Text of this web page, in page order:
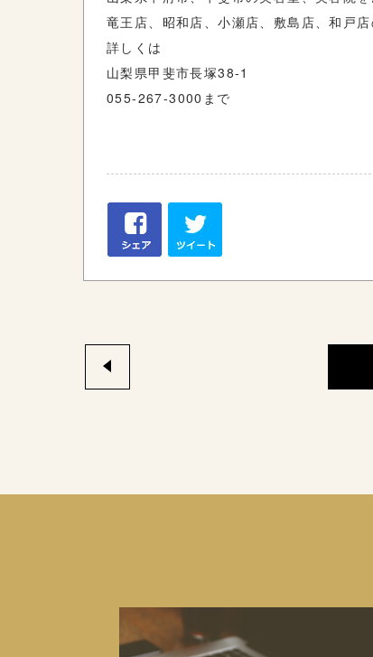
竜王店、昭和店、小瀬店、敷島店、和戸
詳しくは
山梨県甲斐市長塚38-1
055-267-3000まで